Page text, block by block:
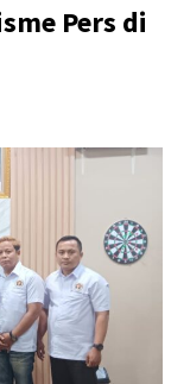
Pers di